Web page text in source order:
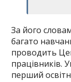
За його
багато
проводить
працівників.
перший